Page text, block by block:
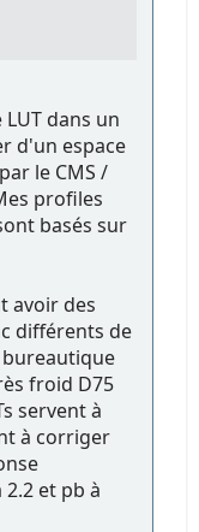
dans un
d'un espace
le CMS /
profiles
basés sur
avoir des
différents de
froid D75
servent à
à corriger
et pb à